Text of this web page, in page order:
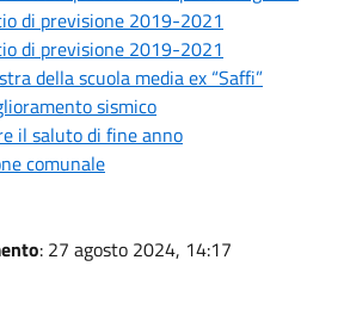
di previsione 2019-2021
di previsione 2019-2021
della scuola media ex “Saffi”
sismico
il saluto di fine anno
comunale
: 27 agosto 2024, 14:17